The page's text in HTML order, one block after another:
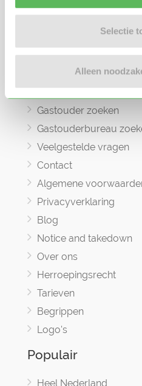
Selectie
Alleen
Informatie
Oppas zoeken
Gastouder zoeken
Gastouderbureau
Veelgestelde vragen
Contact
Algemene
Privacyverklaring
Blog
Notice and takedown
Over ons
Herroepingsrecht
Tarieven
Begrippen
Logo's
Populair
Heel Nederland